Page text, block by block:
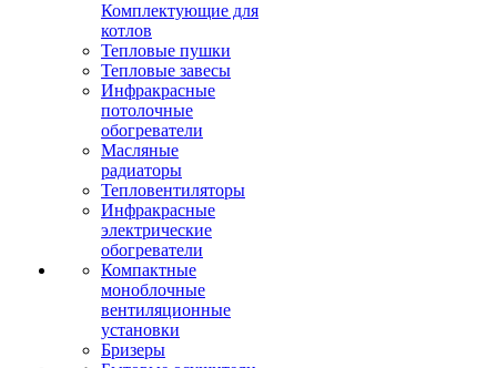
Комплектующие для
котлов
Тепловые пушки
Тепловые завесы
Инфракрасные
потолочные
обогреватели
Масляные
радиаторы
Тепловентиляторы
Инфракрасные
электрические
обогреватели
Компактные
моноблочные
вентиляционные
установки
Бризеры